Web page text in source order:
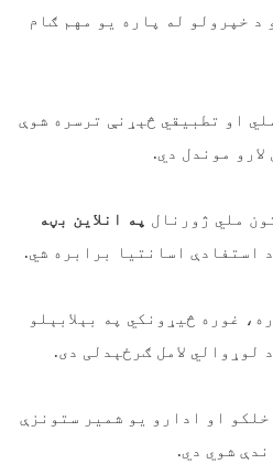
خپرولو له پاره یو مهم ګام
او تطبیقي څېړنې ترسره شوې
موندل دي.
ملي ژورنال په انلاین بڼه
استفادې اسانتیا برابره شي.
غوره څیړونکي په بېلابېلو
لامل ګرځېدلی دی.
او ادارو یو شمیر ستونزې
شوي دي.